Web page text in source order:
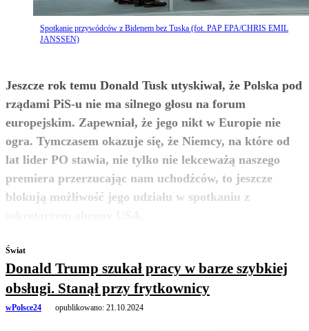
Spotkanie przywódców z Bidenem bez Tuska (fot. PAP EPA/CHRIS EMIL
JANSSEN)
Jeszcze rok temu Donald Tusk utyskiwał, że Polska pod
rządami PiS-u nie ma silnego głosu na forum
europejskim. Zapewniał, że jego nikt w Europie nie
ogra. Tymczasem okazuje się, że Niemcy, na które od
lat lider PO stawia, nie tylko nie lekceważą naszego
premiera przerzucając nam uchodźców, to jeszcze
blokują możliwość jego udziału w spotkaniu z
zobacz więcej
Świat
Donald Trump szukał pracy w barze szybkiej
obsługi. Stanął przy frytkownicy
wPolsce24 opublikowano: 21.10.2024